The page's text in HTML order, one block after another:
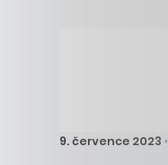
9. července 2023